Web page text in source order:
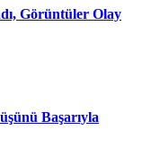
Görüntüler Olay
Başarıyla